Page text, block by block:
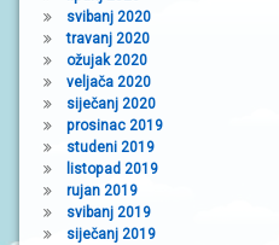
svibanj 2020
travanj 2020
ožujak 2020
veljača 2020
siječanj 2020
prosinac 2019
studeni 2019
listopad 2019
rujan 2019
svibanj 2019
siječanj 2019